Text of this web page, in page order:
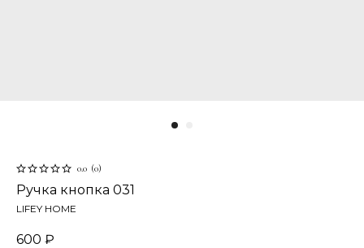
0.0 (0)
Ручка кнопка 031
LIFEY HOME
600 ₽